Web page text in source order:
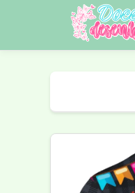
Carnaval